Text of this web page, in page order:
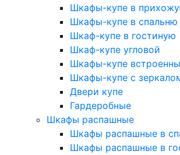
Шкафы-купе в
Шкафы-купе в спальню
Шкаф-купе в гостиную
Шкаф-купе угловой
Шкафы-купе
Шкафы-купе с
Двери купе
Гардеробные
Шкафы распашные
Шкафы распашные в
Шкафы распашные в